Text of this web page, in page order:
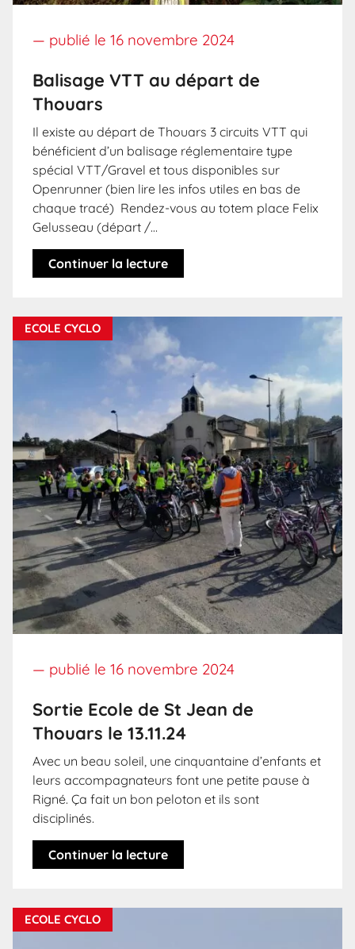
— publié le 16 novembre 2024
Balisage VTT au départ de
Thouars
Il existe au départ de Thouars 3 circuits VTT qui
bénéficient d’un balisage réglementaire type
spécial VTT/Gravel et tous disponibles sur
Openrunner (bien lire les infos utiles en bas de
chaque tracé) Rendez-vous au totem place Felix
Gelusseau (départ /…
Continuer la lecture
ECOLE CYCLO
— publié le 16 novembre 2024
Sortie Ecole de St Jean de
Thouars le 13.11.24
Avec un beau soleil, une cinquantaine d’enfants et
leurs accompagnateurs font une petite pause à
Rigné. Ça fait un bon peloton et ils sont
disciplinés.
Continuer la lecture
ECOLE CYCLO